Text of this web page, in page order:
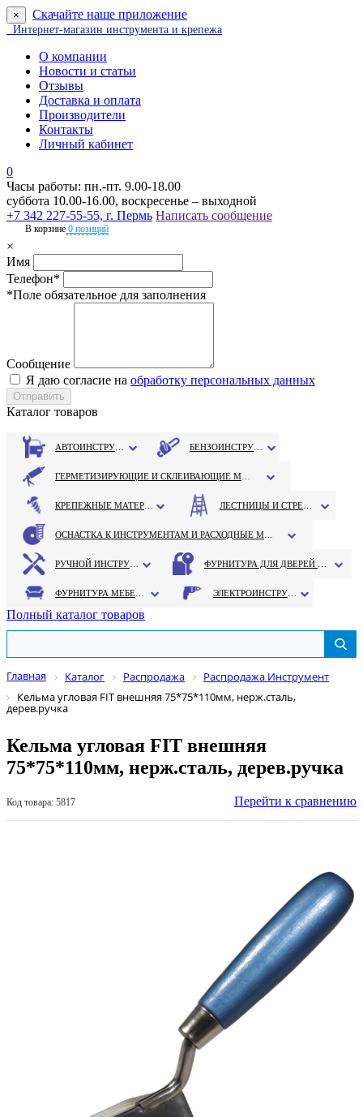
× Скачайте наше приложение
Интернет-магазин инструмента и крепежа
О компании
Новости и статьи
Отзывы
Доставка и оплата
Производители
Контакты
Личный кабинет
0
Часы работы: пн.-пт. 9.00-18.00
суббота 10.00-16.00, воскресенье – выходной
+7 342 227-55-55, г. Пермь Написать сообщение
В корзине 0 позиций
×
Имя
Телефон*
*Поле обязательное для заполнения
Сообщение
Я даю согласие на обработку персональных данных
Каталог товаров
Полный каталог товаров
Главная Каталог Распродажа
Распродажа Инструмент
Кельма угловая FIT внешняя 75*75*110мм, нерж.сталь,
дерев.ручка
Кельма угловая FIT внешняя
75*75*110мм, нерж.сталь, дерев.ручка
Код товара: 5817 Перейти к сравнению